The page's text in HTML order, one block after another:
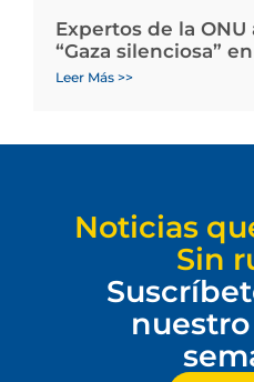
Expertos de la
“Gaza silenciosa”
Leer Más >>
Noticias
Sin